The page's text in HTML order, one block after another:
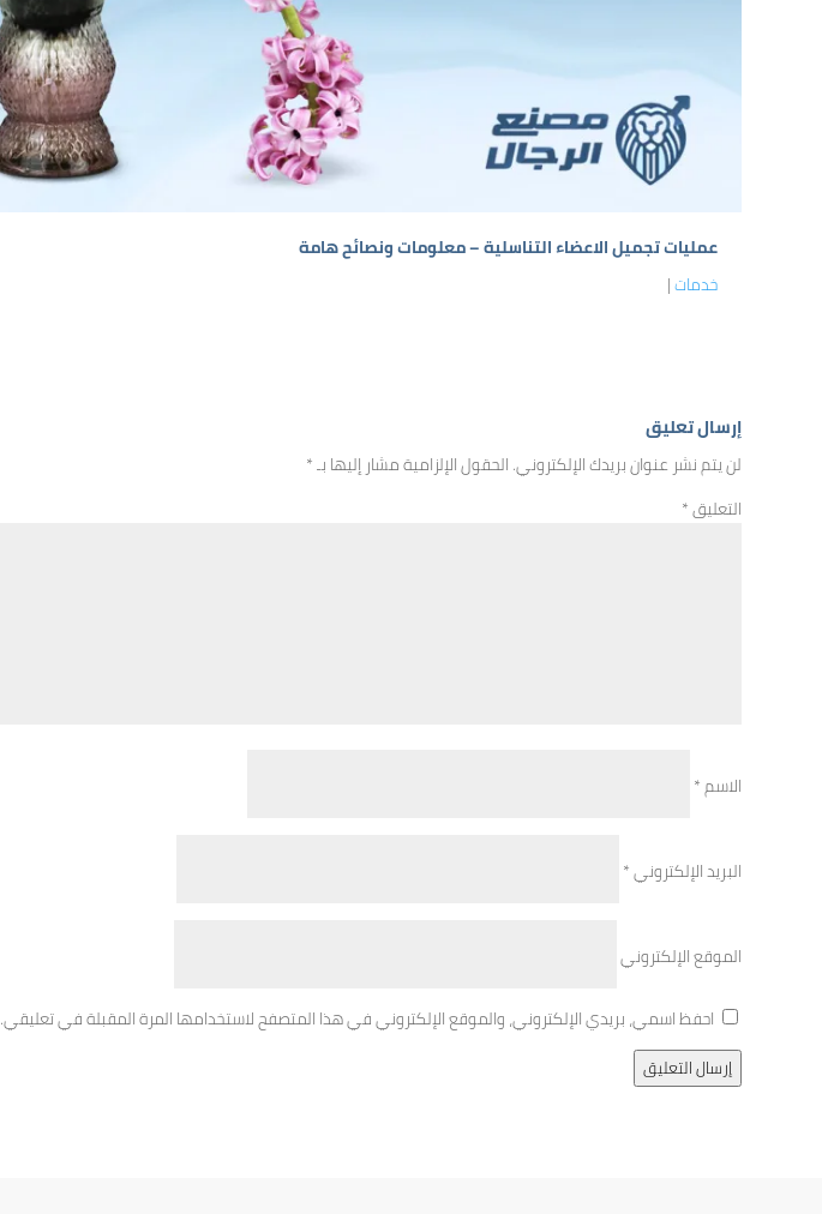
عمليات تجميل الاعضاء التناسلية – معلومات ونصائح هامة
|خدمات
إرسال تعليق
لن يتم نشر عنوان بريدك الإلكتروني.الحقول الإلزامية مشار إليها بـ*
التعليق*
الاسم*
البريد الإلكتروني*
الموقع الإلكتروني
احفظ اسمي، بريدي الإلكتروني، والموقع الإلكتروني في هذا المتصفح لاستخدامها المرة المقبلة في تعليقي.
إرسال التعليق